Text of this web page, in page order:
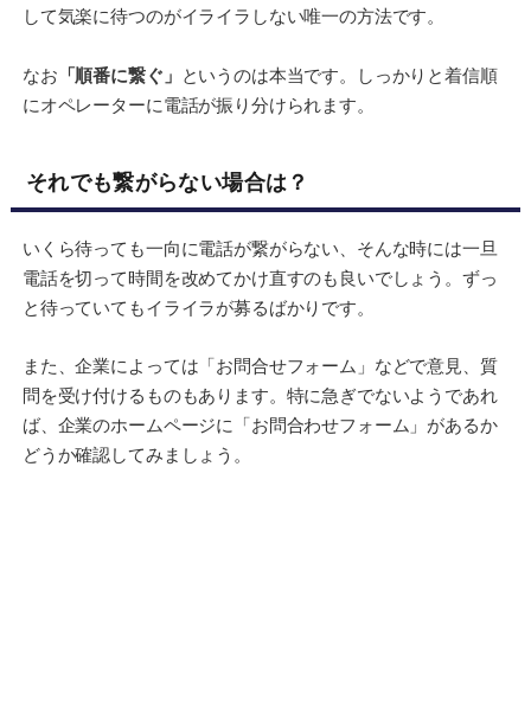
して気楽に待つのがイライラしない唯一の方法です。
なお 「順番に繋ぐ」 というのは本当です。しっかりと着信順
にオペレーターに電話が振り分けられます。
それでも繋がらない場合は？
いくら待っても一向に電話が繋がらない、そんな時には一旦
電話を切って時間を改めてかけ直すのも良いでしょう。ずっ
と待っていてもイライラが募るばかりです。
また、企業によっては「お問合せフォーム」などで意見、質
問を受け付けるものもあります。特に急ぎでないようであれ
ば、企業のホームページに「お問合わせフォーム」があるか
どうか確認してみましょう。